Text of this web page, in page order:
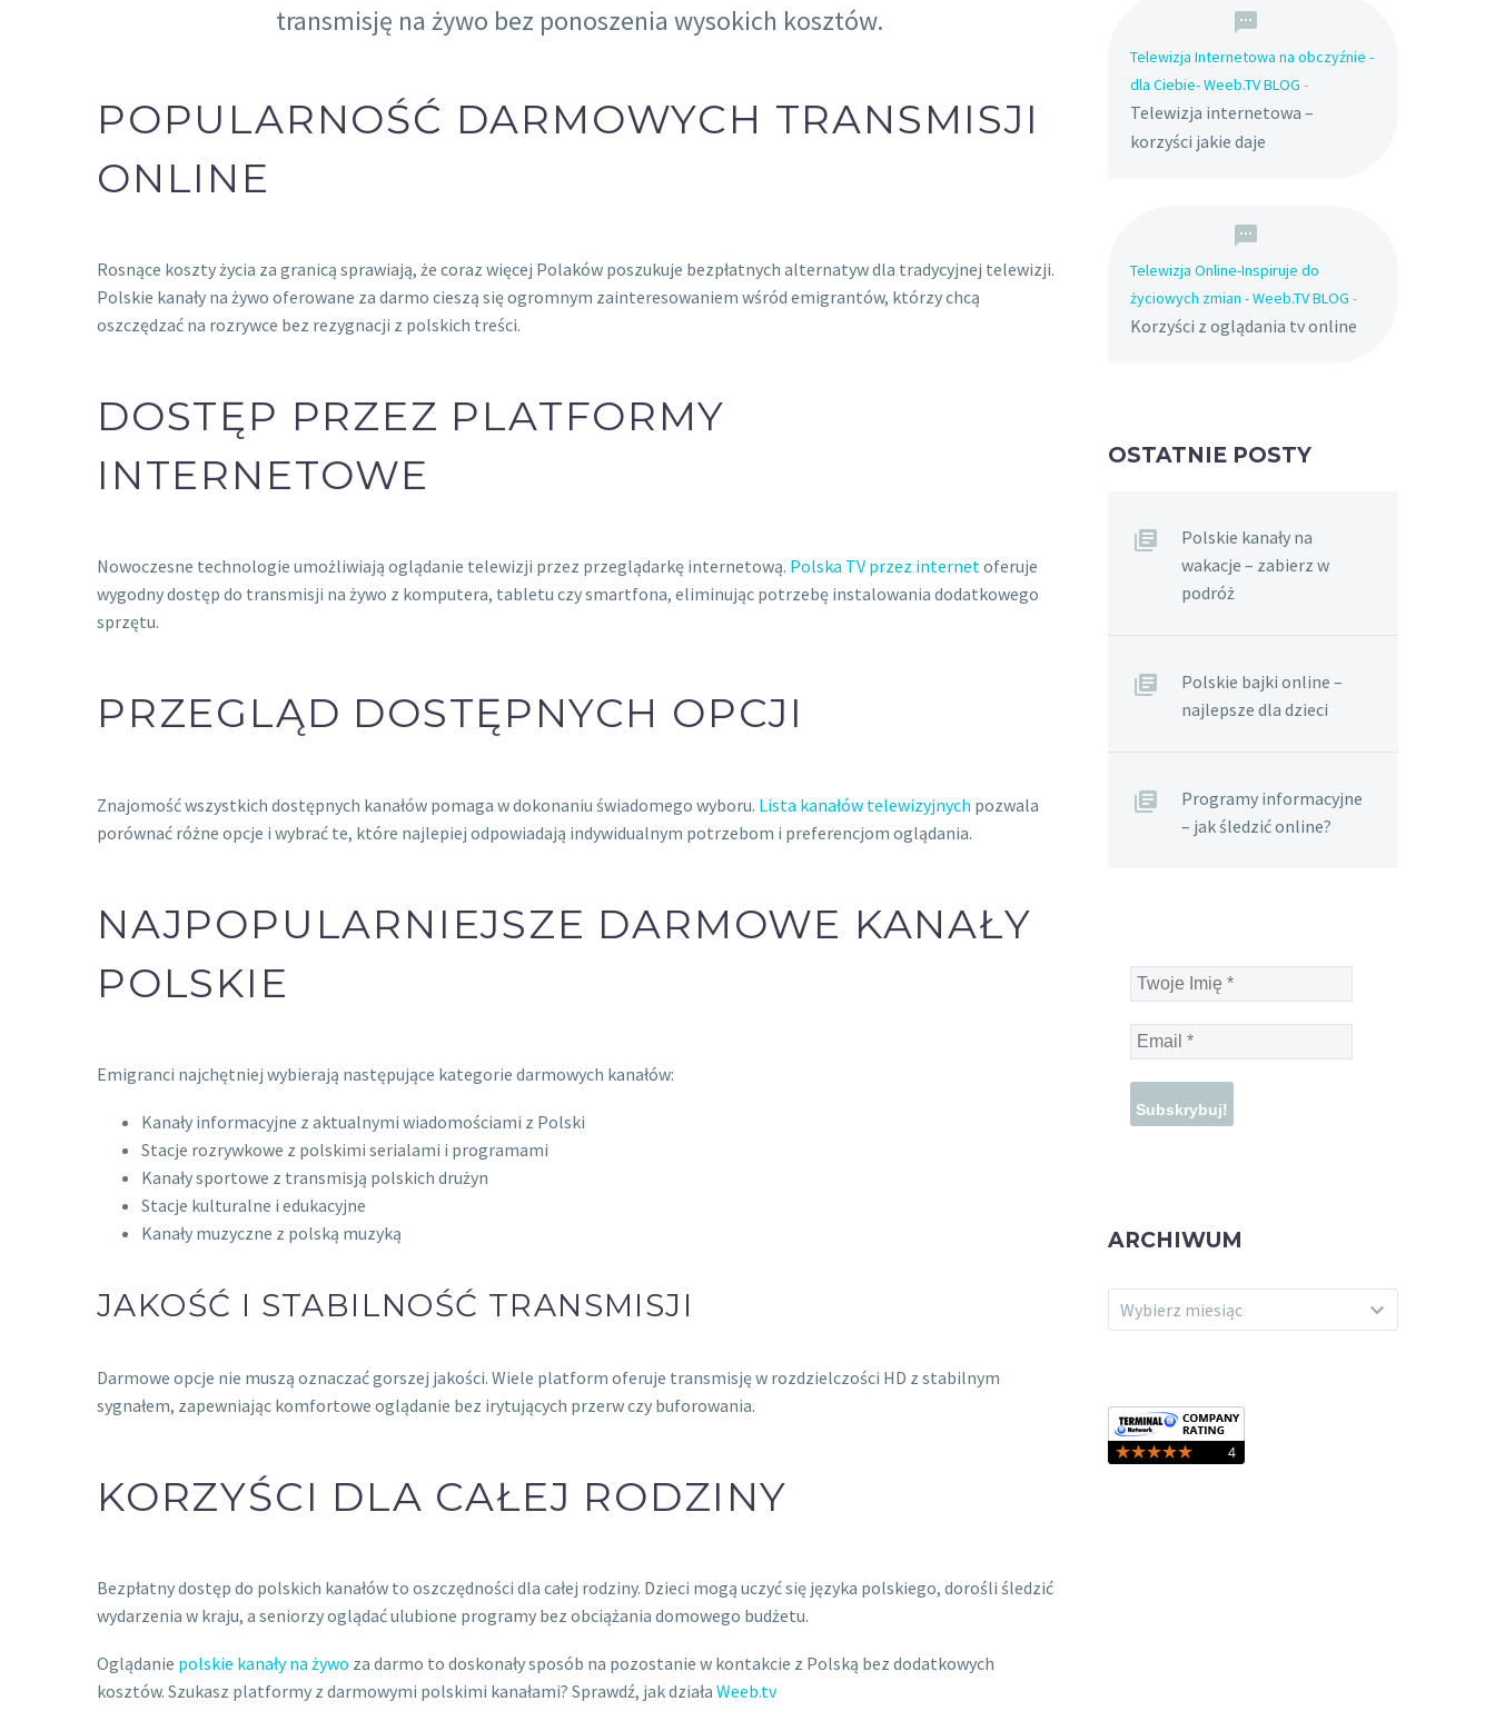
transmisję na żywo bez ponoszenia wysokich kosztów.
POPULARNOŚĆ DARMOWYCH TRANSMISJI
ONLINE
Rosnące koszty życia za granicą sprawiają, że coraz więcej Polaków poszukuje bezpłatnych alternatyw dla tradycyjnej telewizji.
Polskie kanały na żywo oferowane za darmo cieszą się ogromnym zainteresowaniem wśród emigrantów, którzy chcą
oszczędzać na rozrywce bez rezygnacji z polskich treści.
DOSTĘP PRZEZ PLATFORMY
INTERNETOWE
Nowoczesne technologie umożliwiają oglądanie telewizji przez przeglądarkę internetową. Polska TV przez internetoferuje
wygodny dostęp do transmisji na żywo z komputera, tabletu czy smartfona, eliminując potrzebę instalowania dodatkowego
sprzętu.
PRZEGLĄD DOSTĘPNYCH OPCJI
Znajomość wszystkich dostępnych kanałów pomaga w dokonaniu świadomego wyboru. Lista kanałów telewizyjnych pozwala
porównać różne opcje i wybrać te, które najlepiej odpowiadają indywidualnym potrzebom i preferencjom oglądania.
NAJPOPULARNIEJSZE DARMOWE KANAŁY
POLSKIE
Emigranci najchętniej wybierają następujące kategorie darmowych kanałów:
Kanały informacyjne z aktualnymi wiadomościami z Polski
Stacje rozrywkowe z polskimi serialami i programami
Kanały sportowe z transmisją polskich drużyn
Stacje kulturalne i edukacyjne
Kanały muzyczne z polską muzyką
JAKOŚĆ I STABILNOŚĆ TRANSMISJI
Darmowe opcje nie muszą oznaczać gorszej jakości. Wiele platform oferuje transmisję w rozdzielczości HD z stabilnym
sygnałem, zapewniając komfortowe oglądanie bez irytujących przerw czy buforowania.
KORZYŚCI DLA CAŁEJ RODZINY
Bezpłatny dostęp do polskich kanałów to oszczędności dla całej rodziny. Dzieci mogą uczyć się języka polskiego, dorośli śledzić
wydarzenia w kraju, a seniorzy oglądać ulubione programy bez obciążania domowego budżetu.
Oglądanie polskie kanały na żywo za darmo to doskonały sposób na pozostanie w kontakcie z Polską bez dodatkowych
kosztów. Szukasz platformy z darmowymi polskimi kanałami? Sprawdź, jak działa Weeb.tv
Telewizja Internetowa na obczyźnie -
dla Ciebie- Weeb.TV BLOG -
Telewizja internetowa –
korzyści jakie daje
Telewizja Online-Inspiruje do
życiowych zmian - Weeb.TV BLOG -
Korzyści z oglądania tv online
OSTATNIE POSTY
Polskie kanały na
wakacje – zabierz w
podróż
Polskie bajki online –
najlepsze dla dzieci
Programy informacyjne
– jak śledzić online?
Twoje
Imię
*
Email
*
ARCHIWUM
ARCHIWUM
Wybierz miesiąc